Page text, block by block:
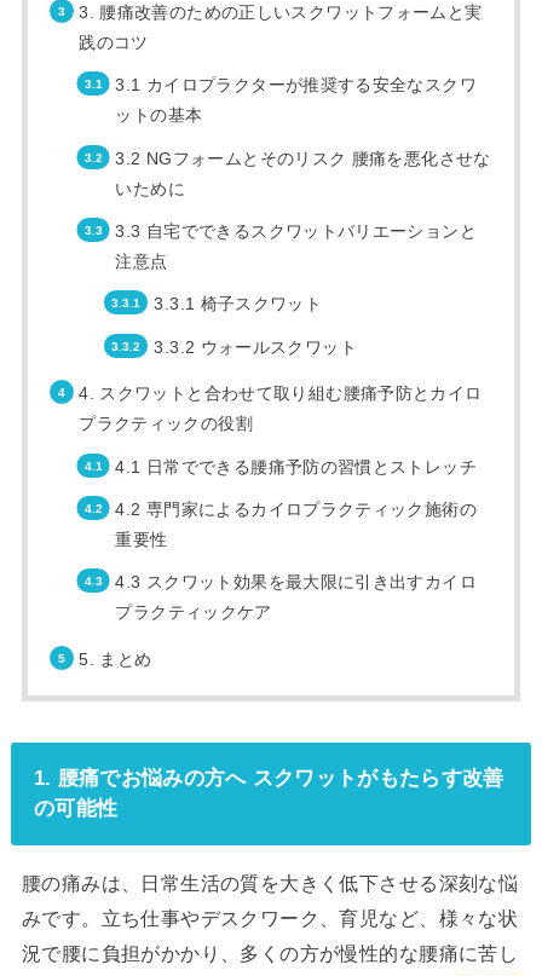
3. 腰痛改善のための正しいスクワットフォームと実
践のコツ
3.1 カイロプラクターが推奨する安全なスクワ
ットの基本
3.2 NGフォームとそのリスク 腰痛を悪化させな
いために
3.3 自宅でできるスクワットバリエーションと
注意点
3.3.1 椅子スクワット
3.3.2 ウォールスクワット
4. スクワットと合わせて取り組む腰痛予防とカイロ
プラクティックの役割
4.1 日常でできる腰痛予防の習慣とストレッチ
4.2 専門家によるカイロプラクティック施術の
重要性
4.3 スクワット効果を最大限に引き出すカイロ
プラクティックケア
5. まとめ
1. 腰痛でお悩みの方へ スクワットがもたらす改善
の可能性
腰の痛みは、日常生活の質を大きく低下させる深刻な悩
みです。立ち仕事やデスクワーク、育児など、様々な状
況で腰に負担がかかり、多くの方が慢性的な腰痛に苦し